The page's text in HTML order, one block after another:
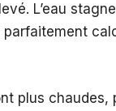
L’eau
plus chaudes,